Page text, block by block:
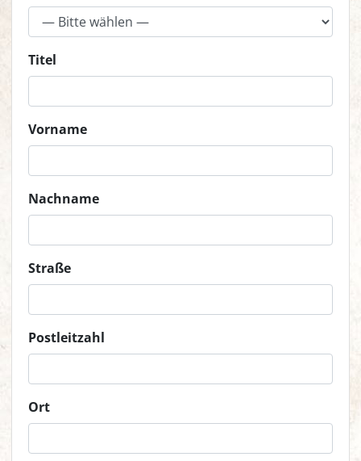
Titel
Vorname
Nachname
Straße
Postleitzahl
Ort